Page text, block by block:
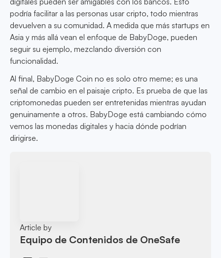
podría facilitar a las personas usar cripto, todo mientras
devuelven a su comunidad. A medida que más startups en
Asia y más allá vean el enfoque de BabyDoge, pueden
seguir su ejemplo, mezclando diversión con
funcionalidad.
Al final, BabyDoge Coin no es solo otro meme; es una
señal de cambio en el paisaje cripto. Es prueba de que las
criptomonedas pueden ser entretenidas mientras ayudan
genuinamente a otros. BabyDoge está cambiando cómo
vemos las monedas digitales y hacia dónde podrían
dirigirse.
Article by
Equipo de Contenidos de OneSafe